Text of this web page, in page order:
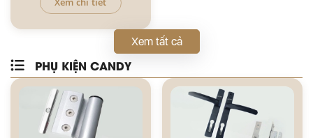
Xem chi tiết
Xem tất cả
PHỤ KIỆN CANDY